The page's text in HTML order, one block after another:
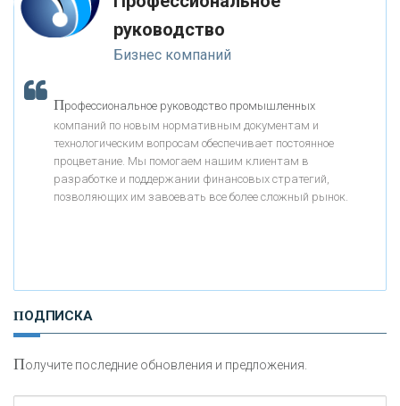
«АБСОЛЮТ БАНК»
«БАНК ВОЗРОЖДЕНИЕ»
АО «КРЕДИТ ЕВРОПА БАНК»
«НАЦИОНАЛЬНЫЙ КЛИРИНГОВЫЙ ЦЕНТР»
«ФК ОТКРЫТИЕ»
-- Люблю давать советы и очень не люблю, когда их дают мне.
руководство
Бизнес компаний
Профессиональное руководство промышленных
компаний по новым нормативным документам и
технологическим вопросам обеспечивает постоянное
процветание. Мы помогаем нашим клиентам в
разработке и поддержании финансовых стратегий,
позволяющих им завоевать все более сложный рынок.
ПОДПИСКА
Получите последние обновления и предложения.